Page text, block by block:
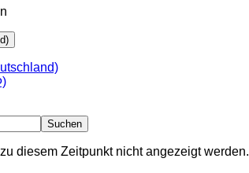
Suchen
diesem Zeitpunkt nicht angezeigt werden.